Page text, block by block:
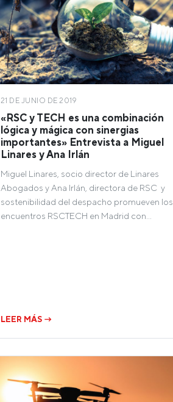
21 DE JUNIO DE 2019
«RSC y TECH es una combinación
lógica y mágica con sinergias
importantes» Entrevista a Miguel
Linares y Ana Irlán
Miguel Linares, socio director de Linares
Abogados y Ana Irlán, directora de RSC y
sostenibilidad del despacho promueven los
encuentros RSCTECH en Madrid con…
LEER MÁS →